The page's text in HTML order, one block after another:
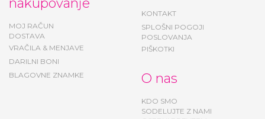
DOSTAVA
VRAČILA & MENJAVE
DARILNI BONI
BLAGOVNE ZNAMKE
SPLOŠNI POGOJI
POSLOVANJA
PIŠKOTKI
SODELUJTE Z NAMI
OSEBNI PREVZEM